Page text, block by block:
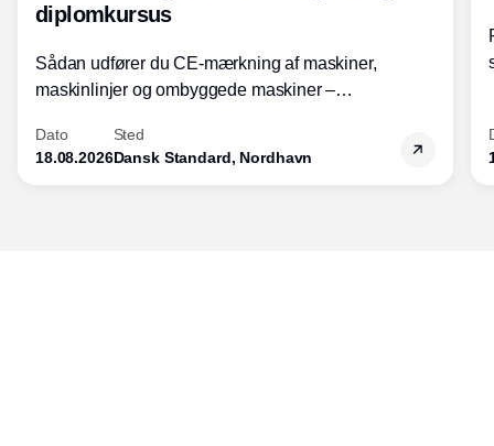
diplomkursus
Sådan udfører du CE-mærkning af maskiner,
maskinlinjer og ombyggede maskiner –
Dato
18.08.2026
Sted
Dansk Standard, Nordhavn